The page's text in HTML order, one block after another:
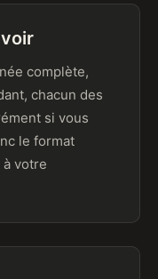
complète,
chacun des
si vous
le format
votre